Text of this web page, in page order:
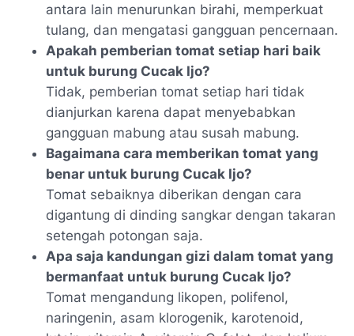
antara lain menurunkan birahi, memperkuat
tulang, dan mengatasi gangguan pencernaan.
Apakah pemberian tomat setiap hari baik
untuk burung Cucak Ijo?
Tidak, pemberian tomat setiap hari tidak
dianjurkan karena dapat menyebabkan
gangguan mabung atau susah mabung.
Bagaimana cara memberikan tomat yang
benar untuk burung Cucak Ijo?
Tomat sebaiknya diberikan dengan cara
digantung di dinding sangkar dengan takaran
setengah potongan saja.
Apa saja kandungan gizi dalam tomat yang
bermanfaat untuk burung Cucak Ijo?
Tomat mengandung likopen, polifenol,
naringenin, asam klorogenik, karotenoid,